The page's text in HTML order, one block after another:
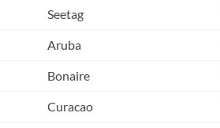
Seetag
Aruba
Bonaire
Curacao